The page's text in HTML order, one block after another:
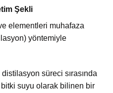
Şekli
elementleri muhafaza
yöntemiyle
süreci sırasında
suyu olarak bilinen bir